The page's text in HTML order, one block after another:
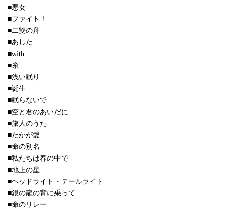
■悪女
■ファイト！
■二雙の舟
■あした
■with
■糸
■浅い眠り
■誕生
■眠らないで
■空と君のあいだに
■旅人のうた
■たかが愛
■命の別名
■私たちは春の中で
■地上の星
■ヘッドライト・テールライト
■銀の龍の背に乗って
■命のリレー